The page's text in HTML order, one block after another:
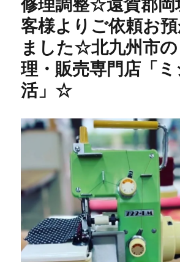
客様よりご依頼お
ました☆北九州市
理・販売専門店「
活」☆